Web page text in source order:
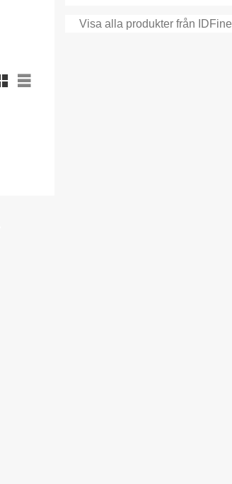
Rutnätsvy
Listvy
Visa alla produkter från IDFine